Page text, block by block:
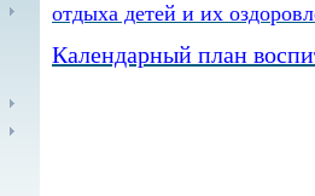
отдыха детей и их
Календарный план